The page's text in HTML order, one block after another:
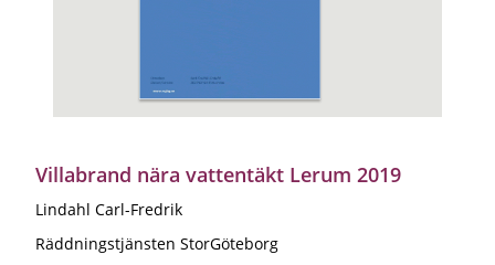
Villabrand nära vattentäkt Lerum 2019
Lindahl Carl-Fredrik
Räddningstjänsten StorGöteborg